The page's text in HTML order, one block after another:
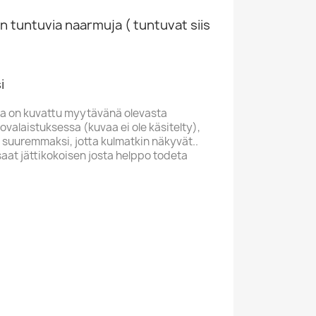
tuntuvia naarmuja ( tuntuvat siis
on kuvattu myytävänä olevasta
(kuvaa ei ole käsitelty),
jotta kulmatkin näkyvät..
jättikokoisen josta helppo todeta